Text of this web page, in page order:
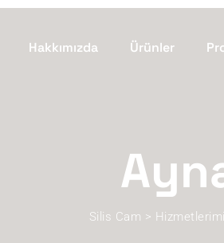
Hakkımızda Ürünler
Silis Cam >